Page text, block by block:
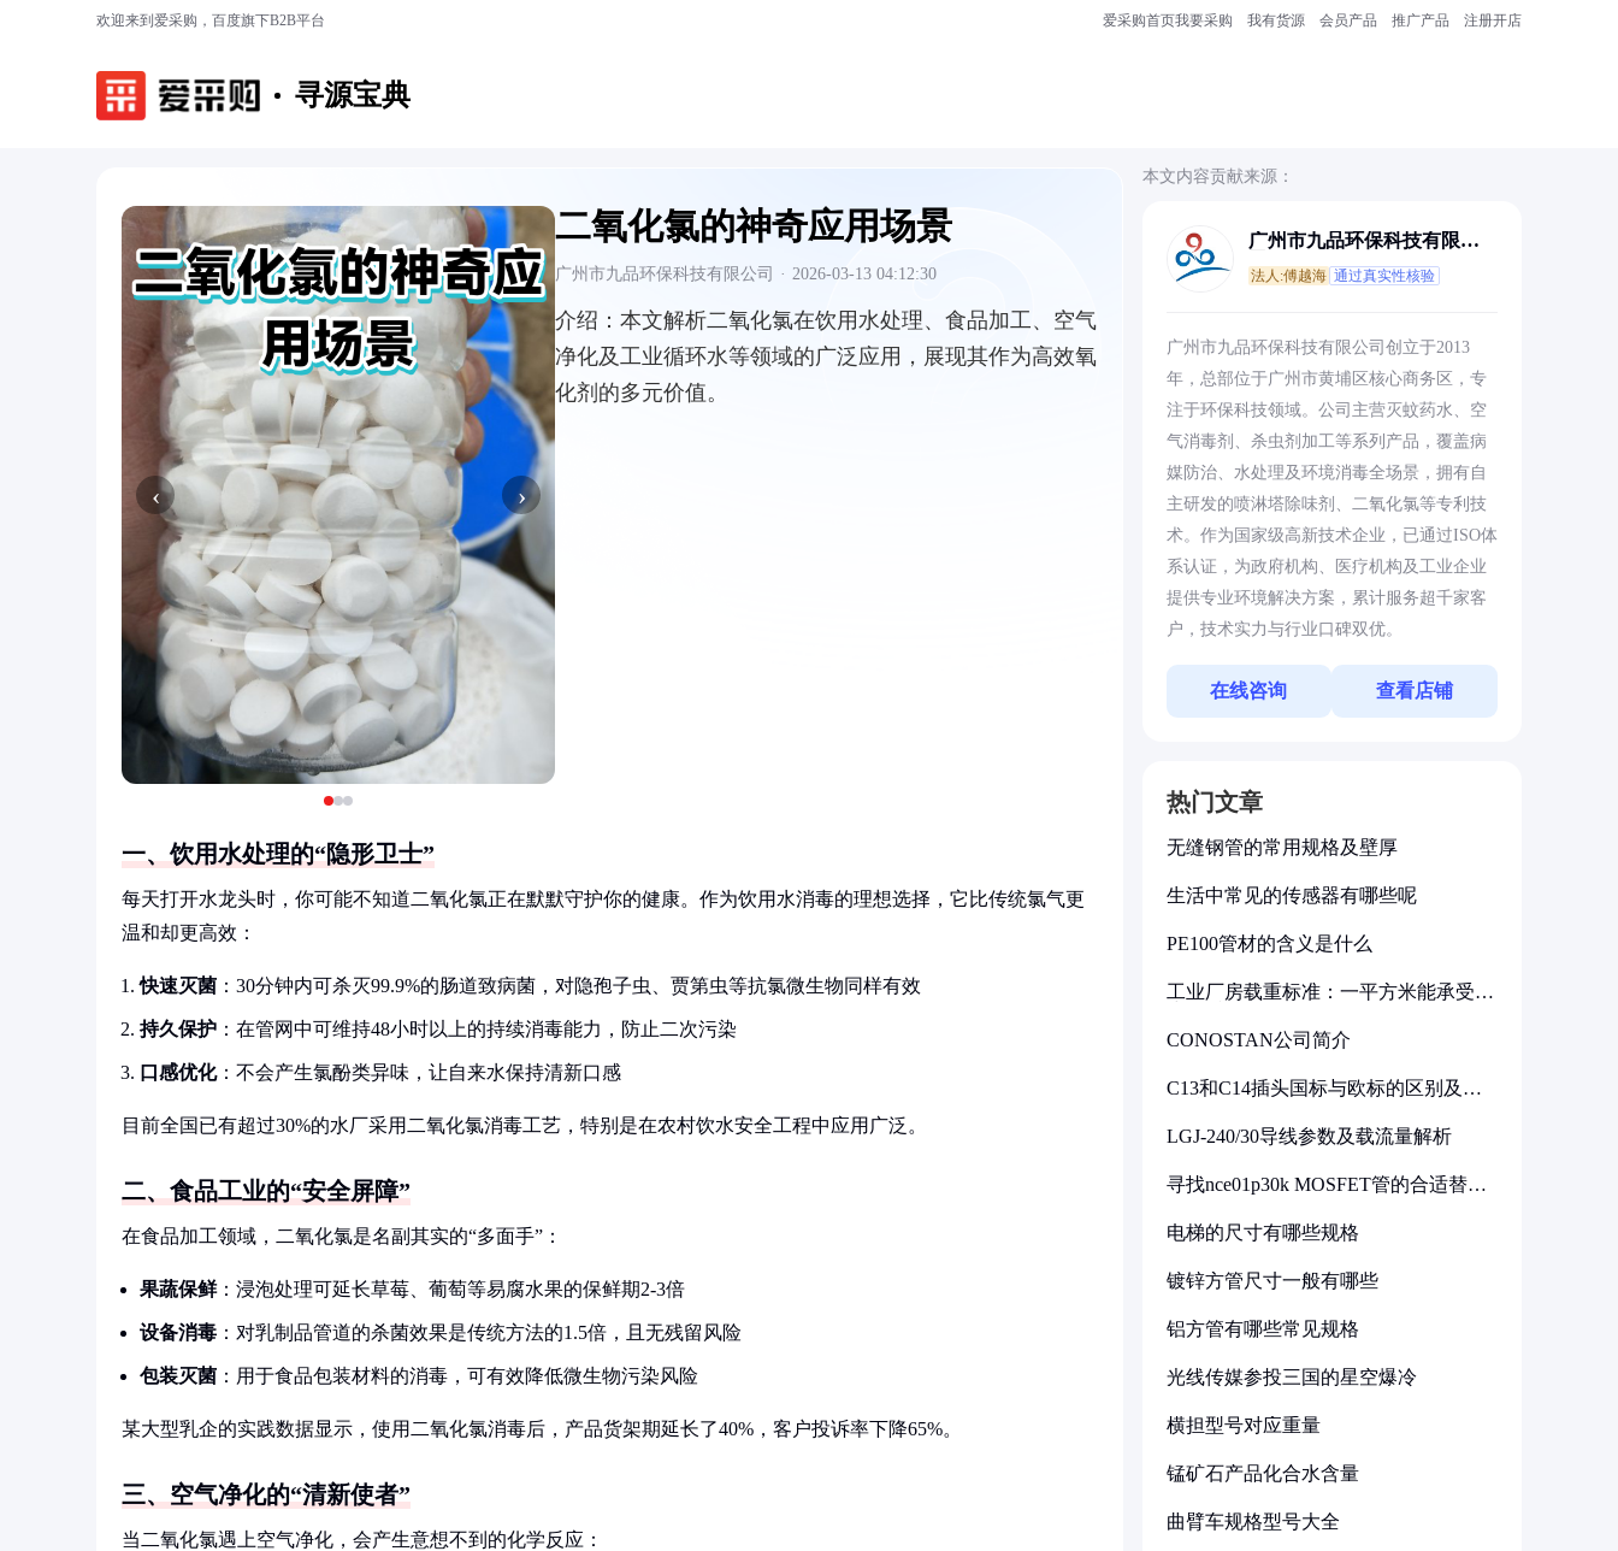
欢迎来到爱采购，百度旗下B2B平台 爱采购首页我要采购 我有货源 会员产品 推广产品 注册开店
寻源宝典
‹ ›
二氧化氯的神奇应用场景
广州市九品环保科技有限公司 · 2026-03-13 04:12:30
介绍： 本文解析二氧化氯在饮用水处理、食品加工、空气
净化及工业循环水等领域的广泛应用，展现其作为高效氧
化剂的多元价值。
一、饮用水处理的“隐形卫士”
每天打开水龙头时，你可能不知道二氧化氯正在默默守护你的健康。作为饮用水消毒的理想选择，它比传统氯气更
温和却更高效：
快速灭菌 ：30分钟内可杀灭99.9%的肠道致病菌，对隐孢子虫、贾第虫等抗氯微生物同样有效
持久保护 ：在管网中可维持48小时以上的持续消毒能力，防止二次污染
口感优化：不会产生氯酚类异味，让自来水保持清新口感
目前全国已有超过30%的水厂采用二氧化氯消毒工艺，特别是在农村饮水安全工程中应用广泛。
二、食品工业的“安全屏障”
在食品加工领域，二氧化氯是名副其实的“多面手”：
果蔬保鲜：浸泡处理可延长草莓、葡萄等易腐水果的保鲜期2-3倍
设备消毒 ：对乳制品管道的杀菌效果是传统方法的1.5倍，且无残留风险
包装灭菌 ：用于食品包装材料的消毒，可有效降低微生物污染风险
某大型乳企的实践数据显示，使用二氧化氯消毒后，产品货架期延长了40%，客户投诉率下降65%。
三、空气净化的“清新使者”
当二氧化氯遇上空气净化，会产生意想不到的化学反应：
本文内容贡献来源：
广州市九品环保科技有限公
法人:傅越海 通过真实性核验
广州市九品环保科技有限公司创立于2013
年，总部位于广州市黄埔区核心商务区，专
注于环保科技领域。公司主营灭蚊药水、空
气消毒剂、杀虫剂加工等系列产品，覆盖病
媒防治、水处理及环境消毒全场景，拥有自
主研发的喷淋塔除味剂、二氧化氯等专利技
术。作为国家级高新技术企业，已通过ISO体
系认证，为政府机构、医疗机构及工业企业
提供专业环境解决方案，累计服务超千家客
户，技术实力与行业口碑双优。
在线咨询 查看店铺
热门文章
无缝钢管的常用规格及壁厚
生活中常见的传感器有哪些呢
PE100管材的含义是什么
工业厂房载重标准：一平方米能承受多
CONOSTAN公司简介
C13和C14插头国标与欧标的区别及其
LGJ-240/30导线参数及载流量解析
寻找nce01p30k MOSFET管的合适替代
电梯的尺寸有哪些规格
镀锌方管尺寸一般有哪些
铝方管有哪些常见规格
光线传媒参投三国的星空爆冷
横担型号对应重量
锰矿石产品化合水含量
曲臂车规格型号大全